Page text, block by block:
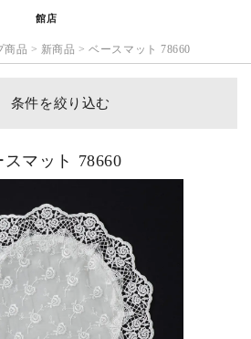
館店
商品 > 新商品 >ベースマット 78660
条件を絞り込む
ックアップ商品
カテゴリー/家具
スマット 78660